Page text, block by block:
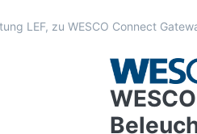
LEF, zu WESCO Connect